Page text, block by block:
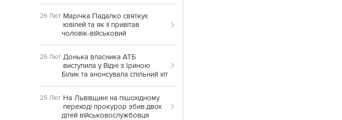
26 Лют Марічка Падалко святкує
ювілей та як її привітав
чоловік-військовий
26 Лют Донька власника АТБ
виступила у Відні з Іриною
Білик та анонсувала спільний хіт
25 Лют На Львівщині на пішохідному
переході прокурор збив двох
дітей військовослужбовця